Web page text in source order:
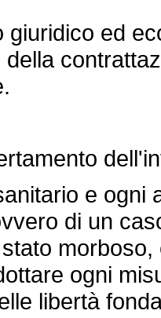
ed
e ogni
di un
ogni
libertà